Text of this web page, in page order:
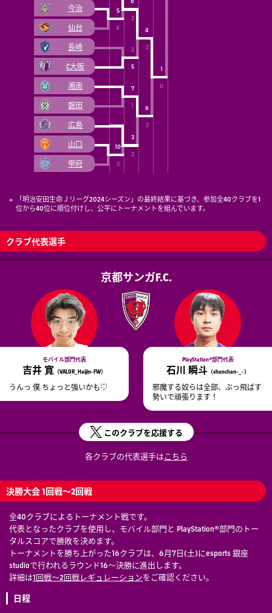
1
0
4
2
6
2
2
2
5
7
1
3
2
5
今治
4
仙台
長崎
C大阪
湘南
磐田
広島
10
山口
2
甲府
「明治安田生命Ｊリーグ2024シーズン」の最終結果に基づき、参加全40クラブを1
位から40位に順位付けし、公平にトーナメントを組んでいます。
クラブ代表選手
京都サンガF.C.
モバイル部門代表
吉井 寛 （VALOR_Haijin-FW）
うんっ 僕 ちょっと強いかも♡
PlayStation®部門代表
石川 瞬斗（shunchan-_-）
邪魔する奴らは全部、ぶっ飛ばす
勢いで頑張ります！
このクラブを応援する
各クラブの代表選手はこちら
決勝大会 1回戦～2回戦
全40クラブによるトーナメント戦です。
代表となったクラブを使用し、モバイル部門と PlayStation®部門のトー
タルスコアで勝敗を決めます。
トーナメントを勝ち上がった16クラブは、6月7日(土)にesports 銀座
studioで行われるラウンド16～決勝に進出します。
詳細は1回戦～2回戦レギュレーションをご確認ください。
日程